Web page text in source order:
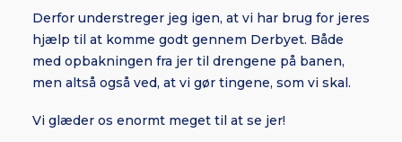
Derfor understreger jeg igen, at vi har brug for jeres
hjælp til at komme godt gennem Derbyet. Både
med opbakningen fra jer til drengene på banen,
men altså også ved, at vi gør tingene, som vi skal.
Vi glæder os enormt meget til at se jer!